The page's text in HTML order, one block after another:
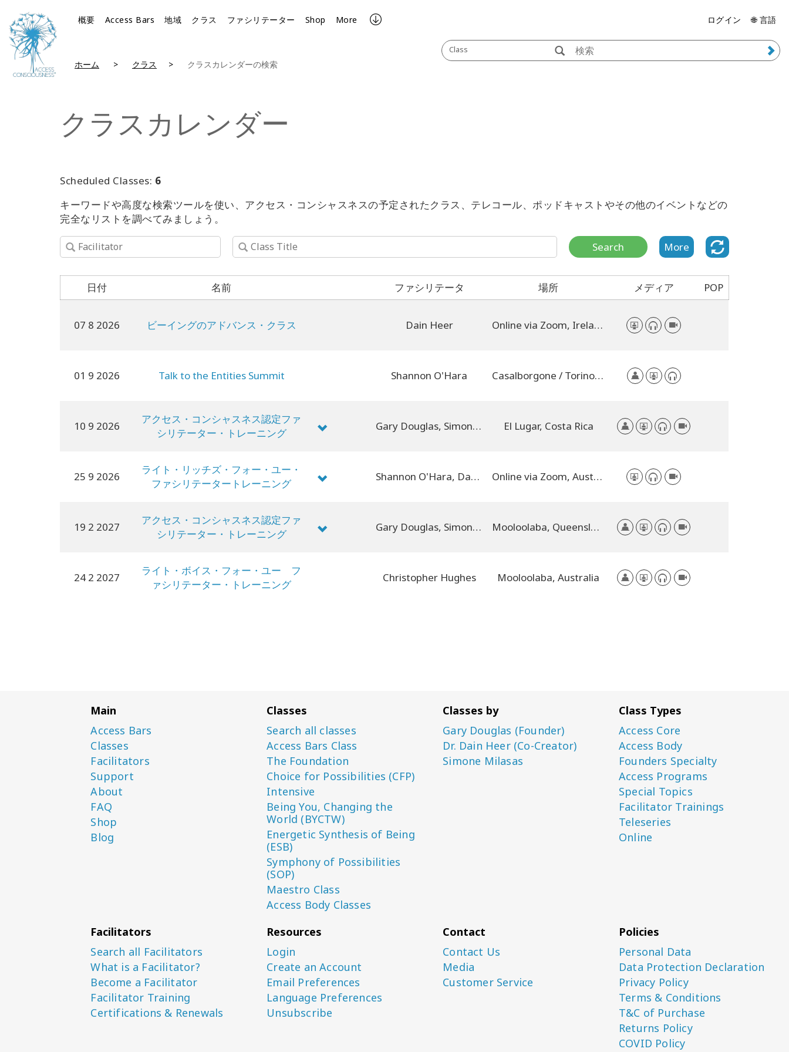
概要 Access Bars 地域 クラス ファシリテーター Shop More ログイン 🌐 言語
Class
ホーム クラス クラスカレンダーの検索
クラスカレンダー
Scheduled Classes: 6
キーワードや高度な検索ツールを使い、アクセス・コンシャスネスの予定されたクラス、テレコール、ポッドキャストやその他のイベントなどの
完全なリストを調べてみましょう。
Search More
日付 名前 ファシリテータ 場所 メディア POP
07 8 2026 ビーイングのアドバンス・クラス Dain Heer Online via Zoom, Ireland
01 9 2026 Talk to the Entities Summit Shannon O'Hara Casalborgone / Torino, Italy
10 9 2026
アクセス・コンシャスネス認定ファ
シリテーター・トレーニング
Gary Douglas, Simone Milasas, Dain Heer El Lugar, Costa Rica
25 9 2026
ライト・リッチズ・フォー・ユー・
ファシリテータートレーニング
Shannon O'Hara, David Kubes Online via Zoom, Austria
19 2 2027
アクセス・コンシャスネス認定ファ
シリテーター・トレーニング
Gary Douglas, Simone Milasas, Dain Heer Mooloolaba, Queensland, Australia
24 2 2027
ライト・ボイス・フォー・ユー フ
ァシリテーター・トレーニング
Christopher Hughes Mooloolaba, Australia
Main
Access Bars
Classes
Facilitators
Support
About
FAQ
Shop
Blog
Classes
Search all classes
Access Bars Class
The Foundation
Choice for Possibilities (CFP)
Intensive
Being You, Changing the
World (BYCTW)
Energetic Synthesis of Being
(ESB)
Symphony of Possibilities
(SOP)
Maestro Class
Access Body Classes
Classes by
Gary Douglas (Founder)
Dr. Dain Heer (Co-Creator)
Simone Milasas
Class Types
Access Core
Access Body
Founders Specialty
Access Programs
Special Topics
Facilitator Trainings
Teleseries
Online
Facilitators
Search all Facilitators
What is a Facilitator?
Become a Facilitator
Facilitator Training
Certifications & Renewals
Resources
Login
Create an Account
Email Preferences
Language Preferences
Unsubscribe
Contact
Contact Us
Media
Customer Service
Policies
Personal Data
Data Protection Declaration
Privacy Policy
Terms & Conditions
T&C of Purchase
Returns Policy
COVID Policy